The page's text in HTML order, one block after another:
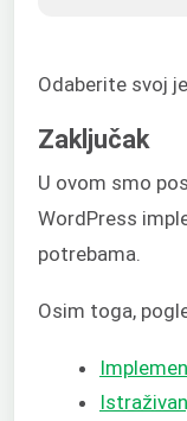
Odaberite svoj
Zaključak
U ovom smo
WordPress
potrebama.
Osim toga,